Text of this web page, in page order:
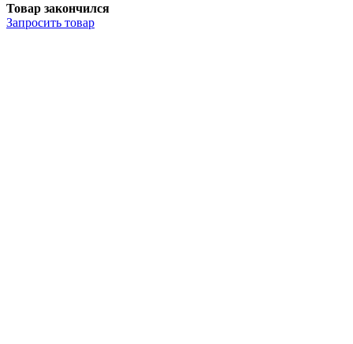
Товар закончился
Запросить товар